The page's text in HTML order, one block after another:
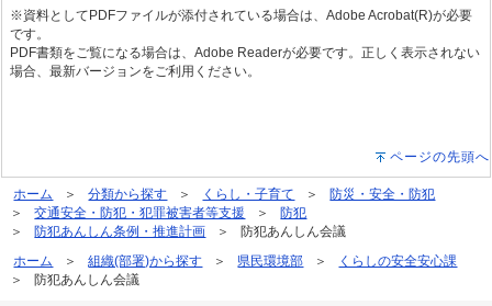
※資料としてPDFファイルが添付されている場合は、Adobe Acrobat(R)が必要
です。
PDF書類をご覧になる場合は、Adobe Readerが必要です。正しく表示されない
場合、最新バージョンをご利用ください。
ページの先頭へ
ホーム 分類から探す くらし・子育て
防災・安全・防犯
交通安全・防犯・犯罪被害者等支援
防犯
防犯あんしん条例・推進計画
防犯あんしん会議
ホーム
組織(部署)から探す 県民環境部
くらしの安全安心課
防犯あんしん会議